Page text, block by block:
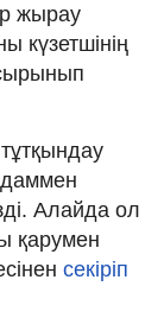
жырау
күзетшінің
Алайда ол
қарумен
секіріп